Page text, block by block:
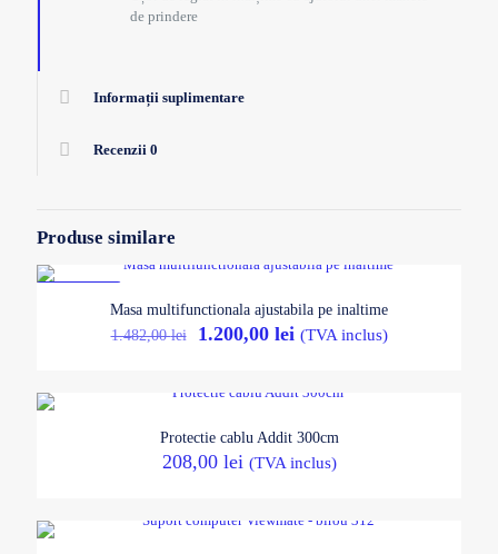
de prindere
Informații suplimentare
Recenzii 0
Produse similare
Masa multifunctionala ajustabila pe inaltime
1.482,00lei
Prețul
fost:
1.200,00 leiPrețul
1.200,00 lei.
(TVA inclus)
Protectie cablu Addit 300cm
208,00 lei (TVA inclus)